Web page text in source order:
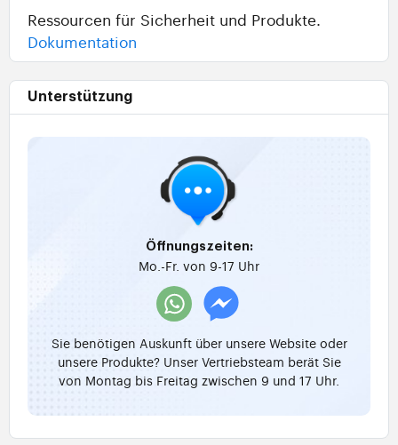
Ressourcen für Sicherheit und Produkte.
Dokumentation
Unterstützung
Öffnungszeiten:
Mo.-Fr. von 9-17 Uhr
Sie benötigen Auskunft über unsere Website oder
unsere Produkte? Unser Vertriebsteam berät Sie
von Montag bis Freitag zwischen 9 und 17 Uhr.